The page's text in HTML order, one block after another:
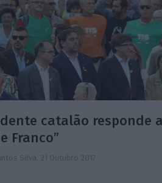
catalão responde
Franco”
Silva, 21 Outubro 2017